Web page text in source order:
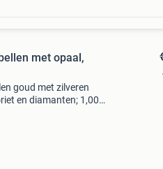
met opaal,
goud met zilveren
en diamanten; 1,00